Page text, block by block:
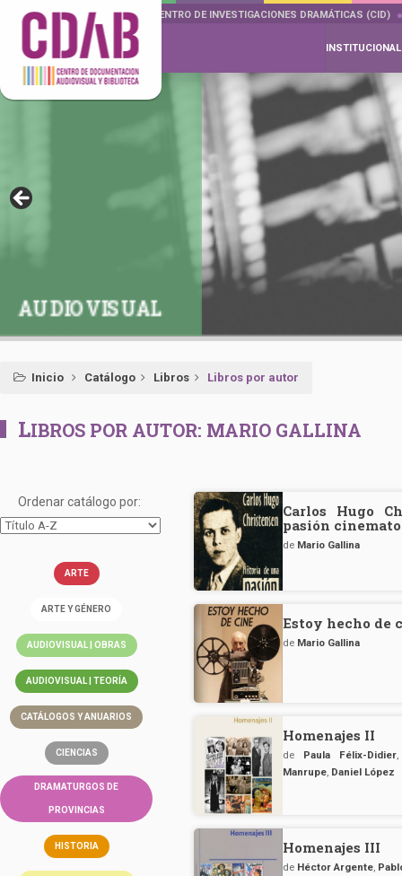
DOCUMENTA DRAMÁTICAS CENTRO DE INVESTIGACIONES DRAMÁTICAS (CID)
INSTITUCIONAL
AUDIOVISUAL
Inicio Catálogo Libros Libros por autor
LIBROS POR AUTOR: MARIO GALLINA
Ordenar catálogo por:
ARTE
ARTE Y GÉNERO
AUDIOVISUAL | OBRAS
AUDIOVISUAL | TEORÍA
CATÁLOGOS Y ANUARIOS
CIENCIAS
DRAMATURGOS DE
PROVINCIAS
HISTORIA
Carlos Hugo
pasión
de Mario Gallina
Estoy hecho de
de Mario Gallina
Homenajes II
de Paula Félix-Didier
Manrupe, Daniel López
Homenajes III
de Héctor Argente,